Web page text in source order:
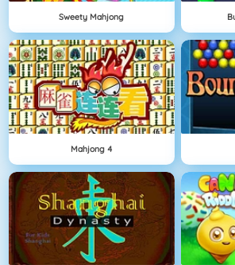
Sweety Mahjong
Mahjong 4